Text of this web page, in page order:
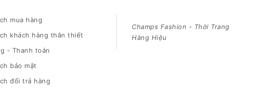
mua hàng
khách hàng thân thiết
- Thanh toán
bảo mật
đổi trả hàng
Champs Fashion - Thời Trang
Hàng Hiệu